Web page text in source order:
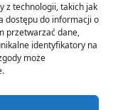
z technologii, takich jak
dostępu do informacji o
przetwarzać dane,
identyfikatory na
może